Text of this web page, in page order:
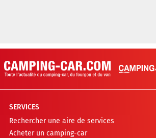
SERVICES
Rechercher une aire de services
Acheter un camping-car